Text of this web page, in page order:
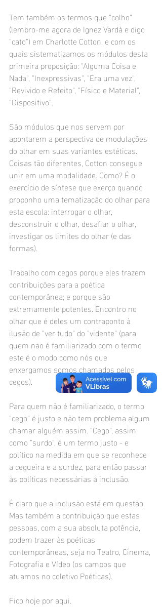
Tem também os termos que "colho"
(lembro-me agora de Ignez Vardà e digo
"cato") em Charlotte Cotton, e com os
quais sistematizamos os módulos desta
primeira proposição: "Alguma Coisa e
Nada", "Inexpressivas", "Era uma vez",
"Revivido e Refeito", "Físico e Material",
"Dispositivo".
São módulos que nos servem por
apontarem a perspectiva de modulações
do olhar em suas variantes estéticas.
Coisas tão diferentes, Cotton consegue
unir em uma modalidade. Como? É o
exercício de síntese que exerço quando
proponho uma tematização do olhar para
esta escola: interrogar o olhar,
desconstruir o olhar, desafiar o olhar,
investigar os limites do olhar (e das
formas).
Trabalho com cegos porque eles trazem
contribuições para a poética
contemporânea; e porque são
extremamente potentes. Encontro no
olhar que é deles um contraponto à
ilusão de "ver tudo" do "vidente" (para
quem não é familiarizado com o termo
este é o modo como nós que
enxergamos somos chamados pelos
cegos).
Para quem não é familiarizado, o termo
"cego" é justo e não tem problema algum
chamar alguém assim. "Cego", assim
como "surdo", é um termo justo - e
político na medida em que se reconhece
a cegueira e a surdez, para então passar
às políticas necessárias à inclusão.
É claro que a inclusão está em questão.
Mas também a contribuição que estas
pessoas, com a sua absoluta potência,
podem trazer às poéticas
contemporâneas, seja no Teatro, Cinema,
Fotografia e Vídeo (os campos que
atuamos no coletivo Poéticas).
Fico hoje por aqui.